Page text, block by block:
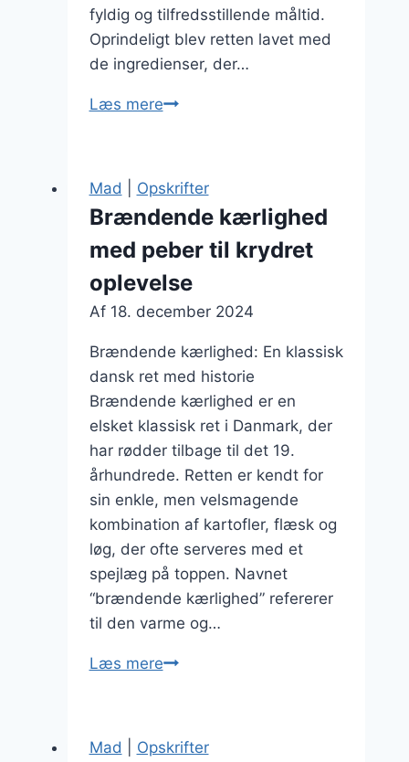
fyldig og tilfredsstillende måltid.
Oprindeligt blev retten lavet med
de ingredienser, der…
Læs mereBrændende
julefrokost
sød
kartoffel
Mad Opskrifter
Brændende kærlighed
med peber til krydret
oplevelse
Af 18. december 2024
Brændende kærlighed: En klassisk
dansk ret med historie
Brændende kærlighed er en
elsket klassisk ret i Danmark, der
har rødder tilbage til det 19.
århundrede. Retten er kendt for
sin enkle, men velsmagende
kombination af kartofler, flæsk og
løg, der ofte serveres med et
spejlæg på toppen. Navnet
“brændende kærlighed” refererer
til den varme og…
Læs mereBrændende
peber
Mad Opskrifter